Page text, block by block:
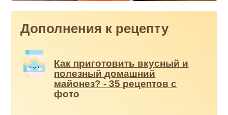
Дополнения к рецепту
Как приготовить вкусный и
полезный домашний
майонез? - 35 рецептов с
фото